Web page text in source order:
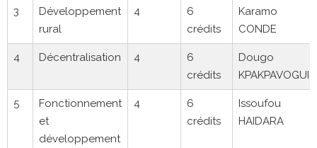
3
Développement
rural
4
6
crédits
Karamo
CONDE
4 Décentralisation 4
6
crédits
Dougo
KPAKPAVOGUI
5
Fonctionnement
et
développement
4
6
crédits
Issoufou
HAIDARA